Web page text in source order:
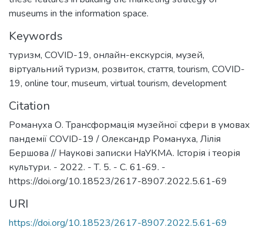
museums in the information space.
Keywords
туризм, COVID-19, онлайн-екскурсія, музей,
віртуальний туризм, розвиток, стаття, tourism, COVID-
19, online tour, museum, virtual tourism, development
Citation
Романуха О. Трансформація музейної сфери в умовах
пандемії COVID-19 / Олександр Романуха, Лілія
Бершова // Наукові записки НаУКМА. Історія і теорія
культури. - 2022. - Т. 5. - С. 61-69. -
https://doi.org/10.18523/2617-8907.2022.5.61-69
URI
https://doi.org/10.18523/2617-8907.2022.5.61-69